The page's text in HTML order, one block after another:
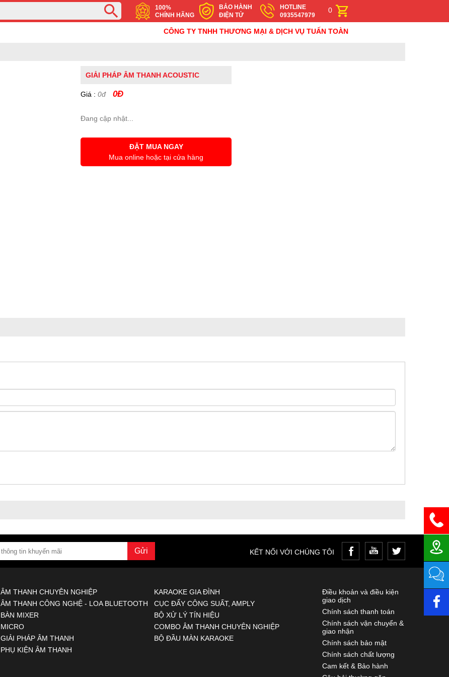
100%
CHÍNH HÃNG
BẢO HÀNH
ĐIỆN TỬ
HOTLINE
0935547979
0
CÔNG TY TNHH THƯƠNG MẠI & DỊCH VỤ TUẤN TOÀN
GIẢI PHÁP ÂM THANH ACOUSTIC
Giá : 0đ 0Đ
Đang cập nhật...
ĐẶT MUA NGAY
Mua online hoặc tại cửa hàng
KẾT NỐI VỚI CHÚNG TÔI
ÂM THANH CHUYÊN NGHIỆP
KARAOKE GIA ĐÌNH
ÂM THANH CÔNG NGHỆ - LOA BLUETOOTH
CỤC ĐẨY CÔNG SUẤT, AMPLY
BÀN MIXER
BỘ XỬ LÝ TÍN HIỆU
MICRO
COMBO ÂM THANH CHUYÊN NGHIỆP
GIẢI PHÁP ÂM THANH
BỘ ĐẦU MÀN KARAOKE
PHỤ KIỆN ÂM THANH
Điều khoản và điều kiện
giao dịch
Chính sách thanh toán
Chính sách vận chuyển &
giao nhận
Chính sách bảo mật
Chính sách chất lượng
Cam kết & Bảo hành